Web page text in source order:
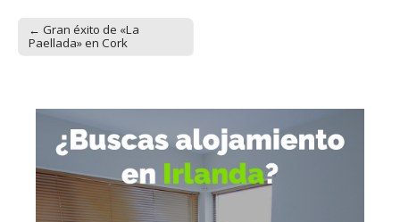
Post navigation
← Gran éxito de «La
Paellada» en Cork